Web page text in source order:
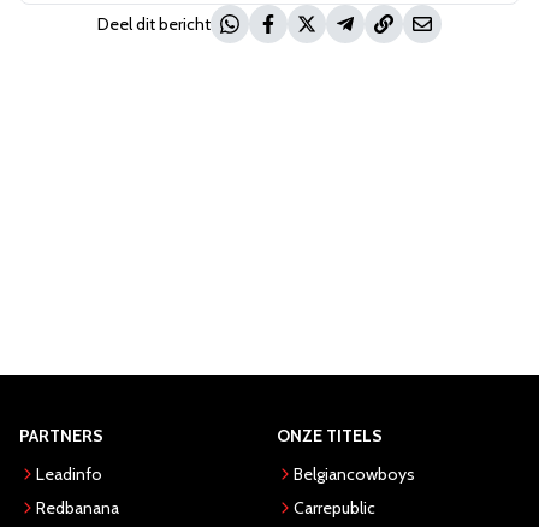
Deel dit bericht
PARTNERS
Leadinfo
Redbanana
ONZE TITELS
Belgiancowboys
Carrepublic